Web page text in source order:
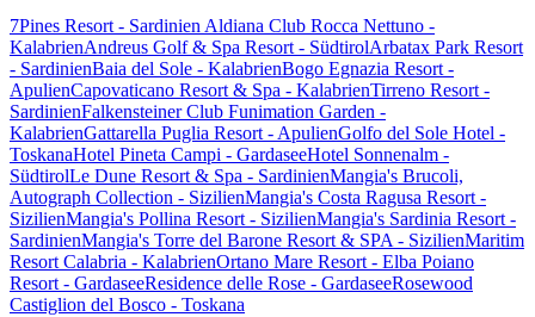
7Pines Resort - Sardinien Aldiana Club Rocca Nettuno -
KalabrienAndreus Golf & Spa Resort - SüdtirolArbatax Park Resort
- SardinienBaia del Sole - KalabrienBogo Egnazia Resort -
ApulienCapovaticano Resort & Spa - KalabrienTirreno Resort -
SardinienFalkensteiner Club Funimation Garden -
KalabrienGattarella Puglia Resort - ApulienGolfo del Sole Hotel -
ToskanaHotel Pineta Campi - GardaseeHotel Sonnenalm -
SüdtirolLe Dune Resort & Spa - SardinienMangia's Brucoli,
Autograph Collection - SizilienMangia's Costa Ragusa Resort -
SizilienMangia's Pollina Resort - SizilienMangia's Sardinia Resort -
SardinienMangia's Torre del Barone Resort & SPA - SizilienMaritim
Resort Calabria - KalabrienOrtano Mare Resort - Elba Poiano
Resort - GardaseeResidence delle Rose - GardaseeRosewood
Castiglion del Bosco - Toskana